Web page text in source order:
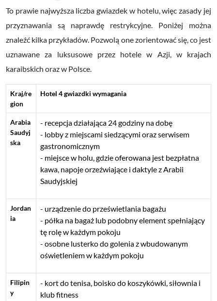
To prawie najwyższa liczba gwiazdek w hotelu, więc zasady jej
przyznawania są naprawdę restrykcyjne. Poniżej można
znaleźć kilka przykładów. Pozwolą one zorientować się, co jest
uznawane za luksusowe przez hotele w Azji, w krajach
karaibskich oraz w Polsce.
Kraj/re
gion
Hotel 4 gwiazdki wymagania
Arabia
Saudyj
ska
recepcja działająca 24 godziny na dobę
lobby z miejscami siedzącymi oraz serwisem
gastronomicznym
miejsce w holu, gdzie oferowana jest bezpłatna
kawa, napoje orzeźwiające i daktyle z Arabii
Saudyjskiej
Jordan
ia
urządzenie do prześwietlania bagażu
półka na bagaż lub podobny element spełniający
tę rolę w każdym pokoju
osobne lusterko do golenia z wbudowanym
oświetleniem w każdym pokoju
Filipin
y
kort do tenisa, boisko do koszykówki, siłownia i
klub fitness